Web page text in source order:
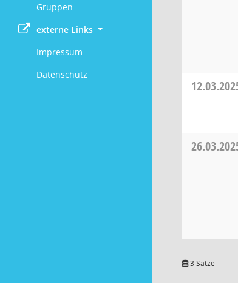
Gruppen
externe Links
Impressum
Datenschutz
3 Sätze